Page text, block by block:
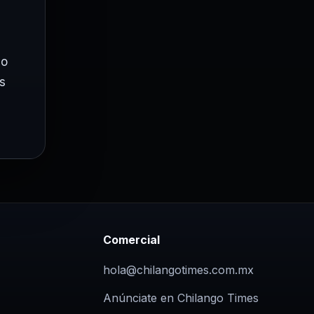
Comercial
hola@chilangotimes.com.mx
Anúnciate en Chilango Times